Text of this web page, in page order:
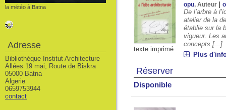
texte imprimé
opu, Auteur |
De l’arbre à
atelier de la
établie sur la
vigueur. Les
concepts [...]
Plus
Réserver
Disponible
la météo à Batna
Adresse
Bibliothèque Institut Architecture
Allées 19 mai, Route de Biskra
05000 Batna
Algerie
0659753944
contact